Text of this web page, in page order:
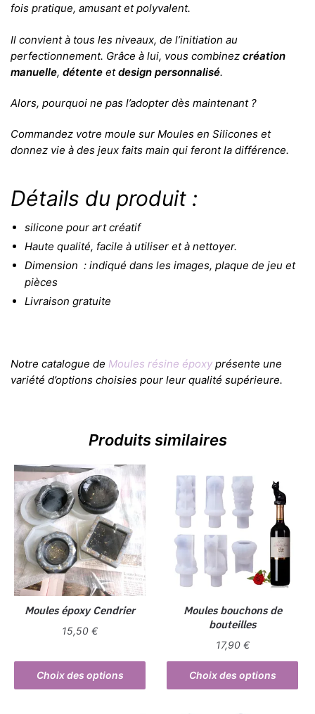
fois pratique, amusant et polyvalent.
Il convient à tous les niveaux, de l’initiation au
perfectionnement. Grâce à lui, vous combinez création
manuelle, détente etdesign personnalisé.
Alors, pourquoi ne pas l’adopter dès maintenant ?
Commandez votre moule sur Moules en Silicones et
donnez vie à des jeux faits main qui feront la différence.
Détails du produit :
silicone pour art créatif
Haute qualité, facile à utiliser et à nettoyer.
Dimension : indiqué dans les images, plaque de jeu et
pièces
Livraison gratuite
Notre catalogue de Moules résine époxy présente une
variété d’options choisies pour leur qualité supérieure.
Produits similaires
Moules époxy Cendrier
15,50€
Choix des options
produit
a
Moules bouchons de
bouteilles
17,90 €
Choix des options
Ce
produit